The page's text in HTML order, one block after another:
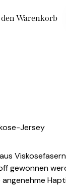
Warenkorb
Jersey
gewonnen